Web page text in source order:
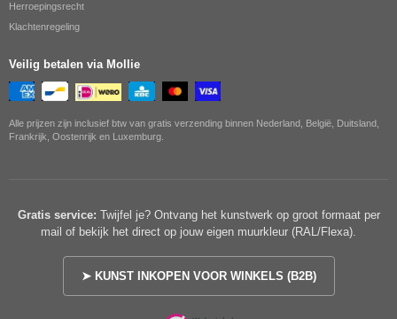
Herroepingsrecht
Klachtenregeling
Veilig betalen via Mollie
Alle prijzen zijn inclusief btw van gratis verzending binnen Nederland, België, Duitsland,
Frankrijk, Oostenrijk en Luxemburg.
Gratis service: Twijfel je? Ontvang het kunstwerk op groot formaat per
mail of bekijk het direct op jouw eigen muurkleur (RAL/Flexa).
➤ KUNST INKOPEN VOOR WINKELS (B2B)